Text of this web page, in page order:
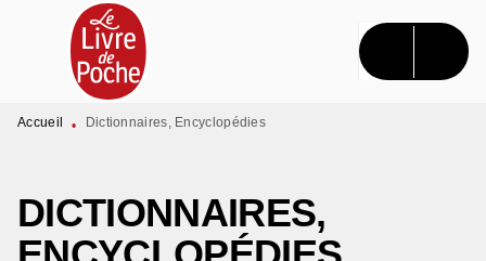
MENU RECHERCHE CONTENU
PIED DE PAGE
Accueil • Dictionnaires, Encyclopédies
DICTIONNAIRES,